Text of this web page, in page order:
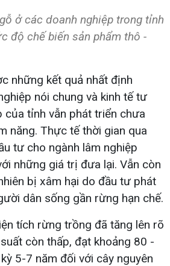
ở các doanh nghiệp trong tỉnh
độ chế biến sản phẩm thô -
những kết quả nhất định
nói chung và kinh tế tư
của tỉnh vẫn phát triển chưa
năng. Thực tế thời gian qua
tư cho ngành lâm nghiệp
những giá trị đưa lại. Vẫn còn
bị xâm hại do đầu tư phát
dân sống gần rừng hạn chế.
tích rừng trồng đã tăng lên rõ
còn thấp, đạt khoảng 80 -
5-7 năm đối với cây nguyên